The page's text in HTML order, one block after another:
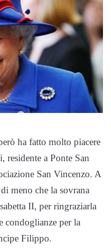
ha fatto molto piacere
residente a Ponte San
San Vincenzo. A
meno che la sovrana
II, per ringraziarla
condoglianze per la
Filippo.